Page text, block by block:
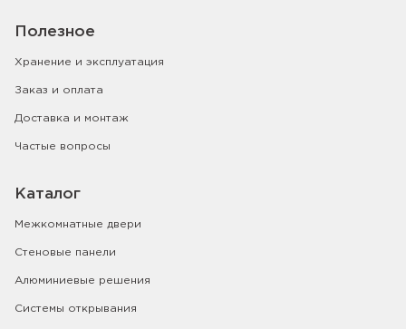
Полезное
Хранение и эксплуатация
Заказ и оплата
Доставка и монтаж
Частые вопросы
Каталог
Межкомнатные двери
Стеновые панели
Алюминиевые решения
Системы открывания